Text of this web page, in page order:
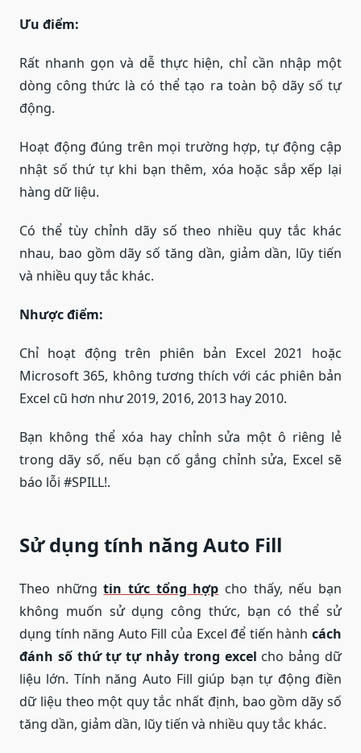
Ưu điểm:
Rất nhanh gọn và dễ thực hiện, chỉ cần nhập một
dòng công thức là có thể tạo ra toàn bộ dãy số tự
động.
Hoạt động đúng trên mọi trường hợp, tự động cập
nhật số thứ tự khi bạn thêm, xóa hoặc sắp xếp lại
hàng dữ liệu.
Có thể tùy chỉnh dãy số theo nhiều quy tắc khác
nhau, bao gồm dãy số tăng dần, giảm dần, lũy tiến
và nhiều quy tắc khác.
Nhược điểm:
Chỉ hoạt động trên phiên bản Excel 2021 hoặc
Microsoft 365, không tương thích với các phiên bản
Excel cũ hơn như 2019, 2016, 2013 hay 2010.
Bạn không thể xóa hay chỉnh sửa một ô riêng lẻ
trong dãy số, nếu bạn cố gắng chỉnh sửa, Excel sẽ
báo lỗi #SPILL!.
Sử dụng tính năng Auto Fill
Theo nhữngtin tức tổng hợp cho thấy, nếu bạn
không muốn sử dụng công thức, bạn có thể sử
dụng tính năng Auto Fill của Excel để tiến hành cách
đánh số thứ tự tự nhảy trong excel cho bảng dữ
liệu lớn. Tính năng Auto Fill giúp bạn tự động điền
dữ liệu theo một quy tắc nhất định, bao gồm dãy số
tăng dần, giảm dần, lũy tiến và nhiều quy tắc khác.